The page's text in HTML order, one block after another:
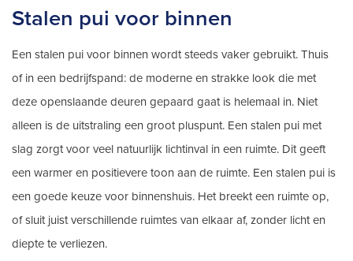
Stalen pui voor binnen
Een stalen pui voor binnen wordt steeds vaker gebruikt. Thuis
of in een bedrijfspand: de moderne en strakke look die met
deze openslaande deuren gepaard gaat is helemaal in. Niet
alleen is de uitstraling een groot pluspunt. Een stalen pui met
slag zorgt voor veel natuurlijk lichtinval in een ruimte. Dit geeft
een warmer en positievere toon aan de ruimte. Een stalen pui is
een goede keuze voor binnenshuis. Het breekt een ruimte op,
of sluit juist verschillende ruimtes van elkaar af, zonder licht en
diepte te verliezen.